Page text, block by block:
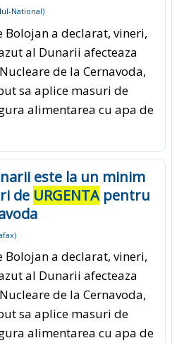
National)
a declarat, vineri,
al Dunarii afecteaza
de la Cernavoda,
sa aplice masuri de
alimentarea cu apa de
este la un minim
de URGENTApentru
)
a declarat, vineri,
al Dunarii afecteaza
de la Cernavoda,
sa aplice masuri de
alimentarea cu apa de